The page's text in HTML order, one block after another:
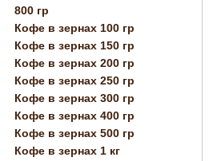
800 гр
Кофе в зернах 100 гр
Кофе в зернах 150 гр
Кофе в зернах 200 гр
Кофе в зернах 250 гр
Кофе в зернах 300 гр
Кофе в зернах 400 гр
Кофе в зернах 500 гр
Кофе в зернах 1 кг